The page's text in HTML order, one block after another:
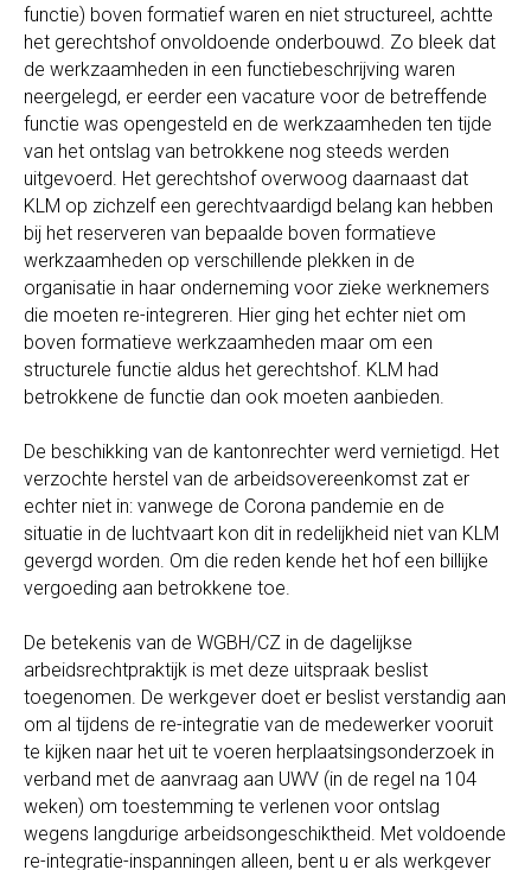
functie) boven formatief waren en niet structureel, achtte
het gerechtshof onvoldoende onderbouwd. Zo bleek dat
de werkzaamheden in een functiebeschrijving waren
neergelegd, er eerder een vacature voor de betreffende
functie was opengesteld en de werkzaamheden ten tijde
van het ontslag van betrokkene nog steeds werden
uitgevoerd. Het gerechtshof overwoog daarnaast dat
KLM op zichzelf een gerechtvaardigd belang kan hebben
bij het reserveren van bepaalde boven formatieve
werkzaamheden op verschillende plekken in de
organisatie in haar onderneming voor zieke werknemers
die moeten re-integreren. Hier ging het echter niet om
boven formatieve werkzaamheden maar om een
structurele functie aldus het gerechtshof. KLM had
betrokkene de functie dan ook moeten aanbieden.
De beschikking van de kantonrechter werd vernietigd. Het
verzochte herstel van de arbeidsovereenkomst zat er
echter niet in: vanwege de Corona pandemie en de
situatie in de luchtvaart kon dit in redelijkheid niet van KLM
gevergd worden. Om die reden kende het hof een billijke
vergoeding aan betrokkene toe.
De betekenis van de WGBH/CZ in de dagelijkse
arbeidsrechtpraktijk is met deze uitspraak beslist
toegenomen. De werkgever doet er beslist verstandig aan
om al tijdens de re-integratie van de medewerker vooruit
te kijken naar het uit te voeren herplaatsingsonderzoek in
verband met de aanvraag aan UWV (in de regel na 104
weken) om toestemming te verlenen voor ontslag
wegens langdurige arbeidsongeschiktheid. Met voldoende
re-integratie-inspanningen alleen, bent u er als werkgever